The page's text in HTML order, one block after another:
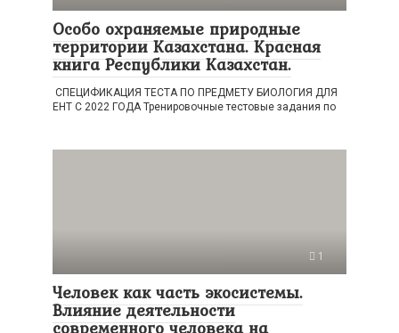
Особо охраняемые природные
территории Казахстана. Красная
книга Республики Казахстан.
СПЕЦИФИКАЦИЯ ТЕСТА ПО ПРЕДМЕТУ БИОЛОГИЯ ДЛЯ
ЕНТ С 2022 ГОДА Тренировочные тестовые задания по
1
Человек как часть экосистемы.
Влияние деятельности
современного человека на